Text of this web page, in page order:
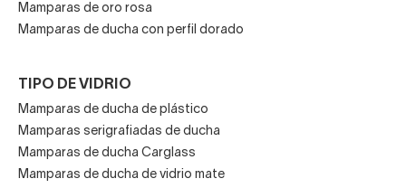
Mamparas de oro rosa
Mamparas de ducha con perfil dorado
TIPO DE VIDRIO
Mamparas de ducha de plástico
Mamparas serigrafiadas de ducha
Mamparas de ducha Carglass
Mamparas de ducha de vidrio mate